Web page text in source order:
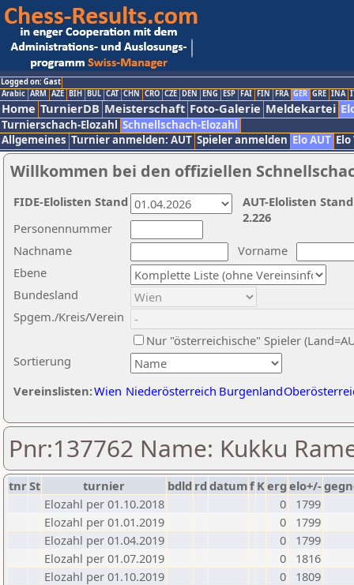
Logged on: Gast
Arabic ARM AZE BIH BUL CAT CHN CRO CZE DEN ENG ESP FAI FIN FRA GER GRE INA
Home TurnierDB Meisterschaft Foto-Galerie Meldekartei
Turnierschach-Elozahl Schnellschach-Elozahl
Allgemeines Turnier anmelden: AUT Spieler anmelden Elo AUT
Willkommen bei den offiziellen
Nachname
Vorname
Ebene
Sortierung
Personennummer
Bundesland
Spgem./Kreis/Verein
Nur "österreichische" Spieler
Vereinslisten:Wien Niederösterreich Burgenland
AUT-Elolisten
2.226
FIDE-Elolisten Stand
Pnr:137762 Name: Kukku
tnrSt turnier bdld rd datumf Kerg elo+/-
Elozahl per 01.10.2018
0
1799
Elozahl per 01.01.2019
0
1799
Elozahl per 01.04.2019
0
1799
Elozahl per 01.07.2019
0
1816
Elozahl per 01.10.2019
0
1809